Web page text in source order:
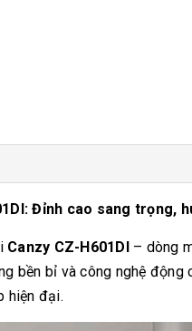
Đỉnh cao sang trọng,
Canzy CZ-H601DI– dòng
bền bỉ và công nghệ
hiện đại.